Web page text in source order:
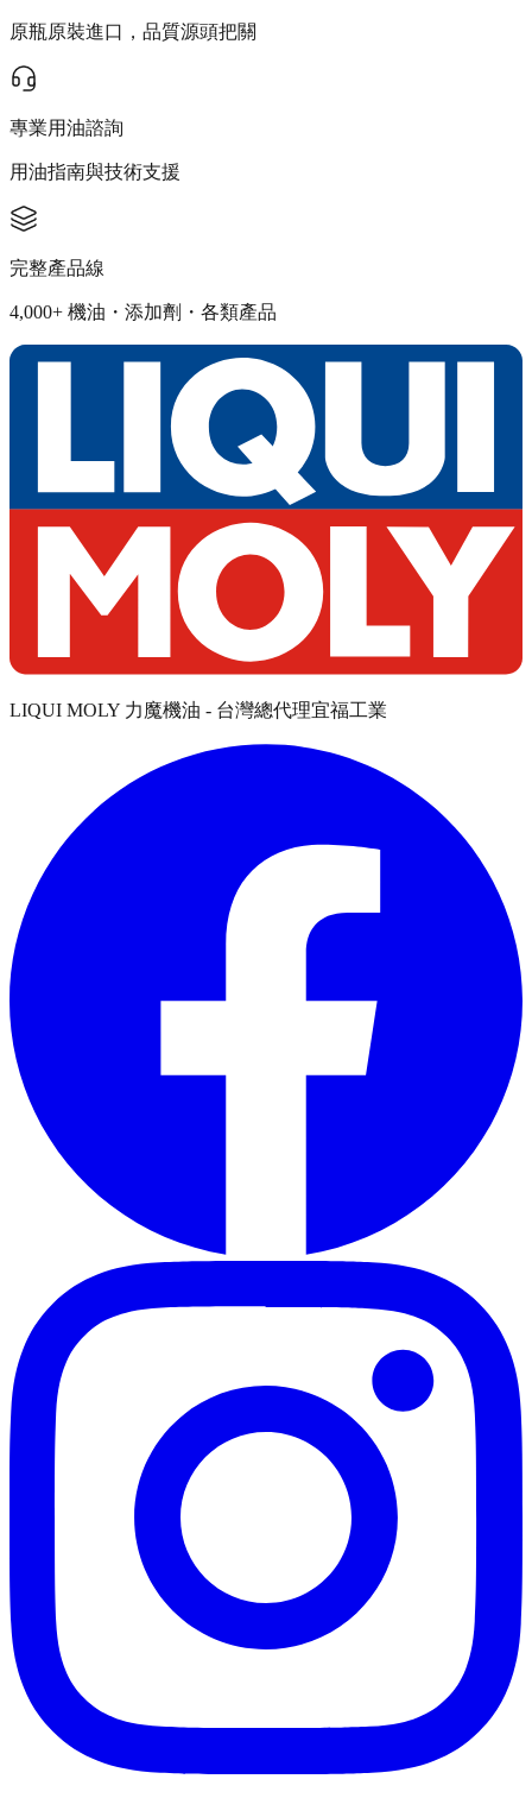
原瓶原裝進口，品質源頭把關
專業用油諮詢
用油指南與技術支援
完整產品線
4,000+ 機油・添加劑・各類產品
LIQUI MOLY 力魔機油 - 台灣總代理宜福工業